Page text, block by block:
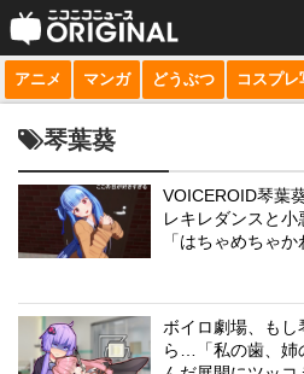
サービス一覧
niconico
動画
生放送
チャンネル
アニメ マンガ どうぶつ コスプレ
琴葉葵
VOICEROID琴葉
レキレダンスと
「はちゃめちゃか
ボイロ劇場、も
ら…「私の歯、姉